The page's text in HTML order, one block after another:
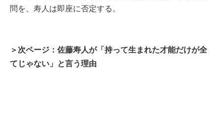
問を、寿人は即座に否定する。
＞次ページ：佐藤寿人が「持って生まれた才能だけが全
てじゃない」と言う理由